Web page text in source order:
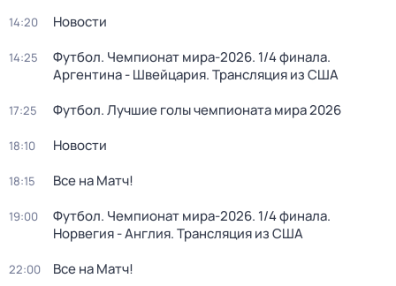
14:20 Новости
14:25
Футбол. Чемпионат мира-2026. 1/4 финала.
Аргентина - Швейцария. Трансляция из США
17:25 Футбол. Лучшие голы чемпионата мира 2026
18:10 Новости
18:15 Все на Матч!
19:00
Футбол. Чемпионат мира-2026. 1/4 финала.
Норвегия - Англия. Трансляция из США
22:00 Все на Матч!